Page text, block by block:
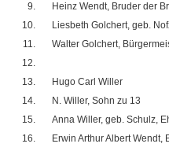
Heinz Wendt, Bruder der
Liesbeth Golchert, geb.
Walter Golchert,
Hugo Carl Willer
N. Willer, Sohn zu 13
Anna Willer, geb. Schulz,
Erwin Arthur Albert Wendt,